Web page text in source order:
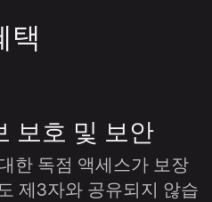
택
보호 및 보안
한 독점 액세스가 보장
제3자와 공유되지 않습